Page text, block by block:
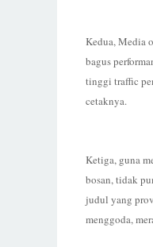
Kedua, Media
bagus
tinggi traffic
cetaknya.
Ketiga, guna
bosan, tidak
judul yang
menggoda,